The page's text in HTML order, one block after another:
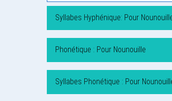
Syllabes Hyphénique: Pour
Phonétique : Pour Nounouille
Syllabes Phonétique : Pour